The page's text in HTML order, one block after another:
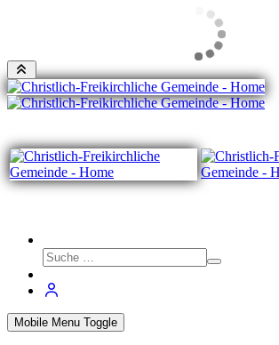
Mobile Menu Toggle